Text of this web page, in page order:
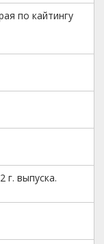
по кайтингу
г. выпуска.